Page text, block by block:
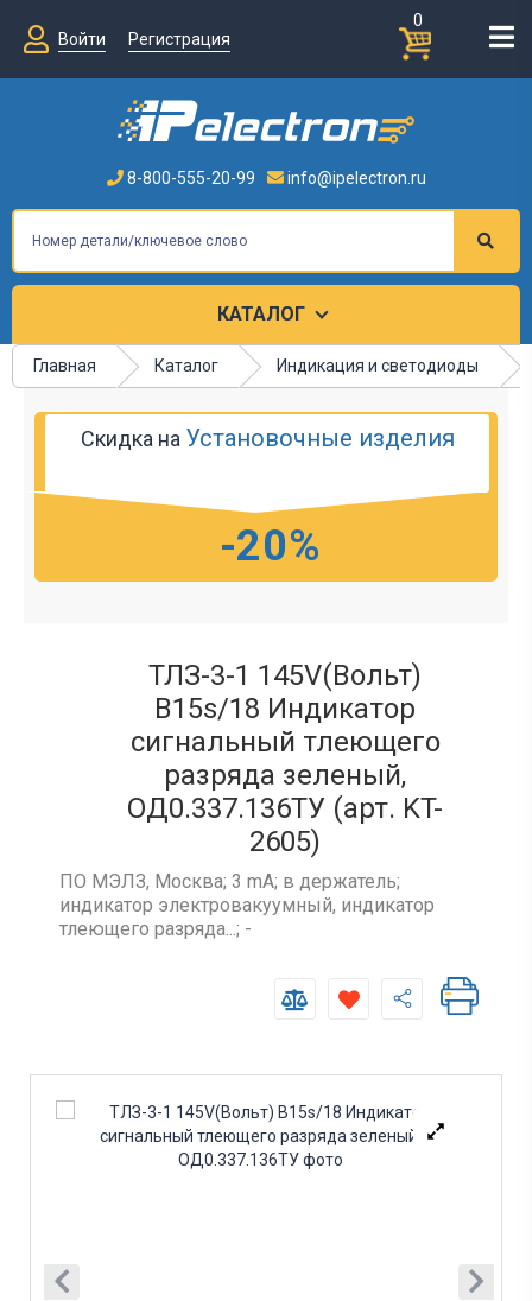
0
Войти
Регистрация
8-800-555-20-99 info@ipelectron.ru
КАТАЛОГ
Главная Каталог Индикация и светодиоды
Скидка на Установочные изделия
-20%
ТЛЗ-3-1 145V(Вольт)
B15s/18 Индикатор
сигнальный тлеющего
разряда зеленый,
ОД0.337.136ТУ (арт. KT-
2605)
ПО МЭЛЗ, Москва; 3 mA; в держатель;
индикатор электровакуумный, индикатор
тлеющего разряда...; -